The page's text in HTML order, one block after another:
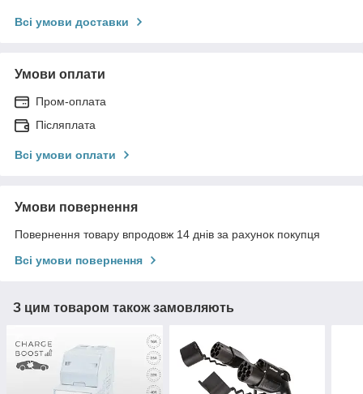
Всі умови доставки
Умови оплати
Пром-оплата
Післяплата
Всі умови оплати
Умови повернення
Повернення товару впродовж 14 днів за рахунок покупця
Всі умови повернення
З цим товаром також замовляють